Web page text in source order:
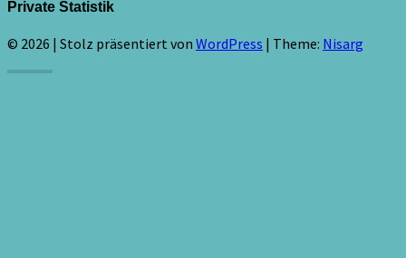
Private Statistik
© 2026 | Stolz präsentiert von WordPress | Theme: Nisarg